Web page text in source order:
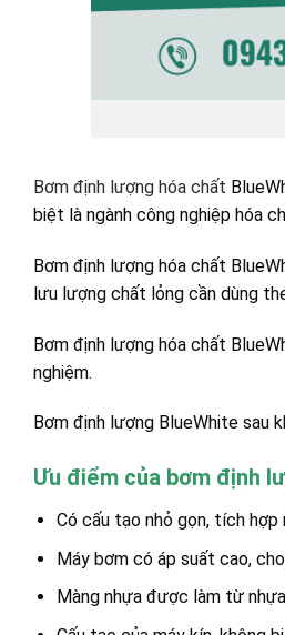
Bơm định lượng hóa chất
biệt là ngành công nghiệp hóa
Bơm định lượng hóa chất
lưu lượng chất lỏng cần dùng
Bơm định lượng hóa chất
nghiệm.
Bơm định lượng BlueWhite sau
Ưu điểm của bơm định
Có cấu tạo nhỏ gọn, tích
Máy bơm có áp suất cao,
Màng nhựa được làm từ